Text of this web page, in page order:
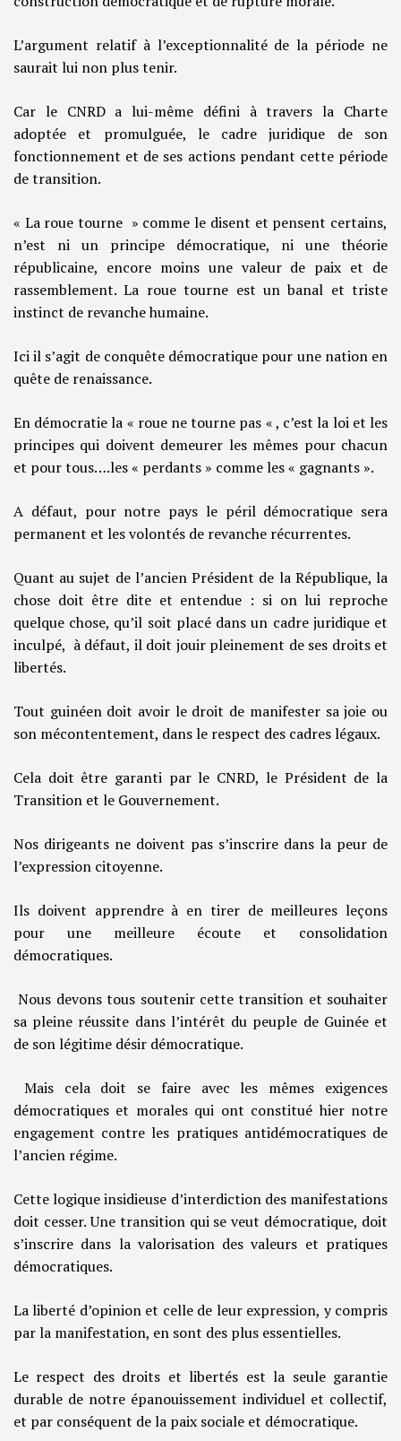
L’argument relatif à l’exceptionnalité de la période ne
saurait lui non plus tenir.
Car le CNRD a lui-même défini à travers la Charte
adoptée et promulguée, le cadre juridique de son
fonctionnement et de ses actions pendant cette période
de transition.
« La roue tourne » comme le disent et pensent certains,
n’est ni un principe démocratique, ni une théorie
républicaine, encore moins une valeur de paix et de
rassemblement. La roue tourne est un banal et triste
instinct de revanche humaine.
Ici il s’agit de conquête démocratique pour une nation en
quête de renaissance.
En démocratie la « roue ne tourne pas « , c’est la loi et les
principes qui doivent demeurer les mêmes pour chacun
et pour tous….les « perdants » comme les « gagnants ».
A défaut, pour notre pays le péril démocratique sera
permanent et les volontés de revanche récurrentes.
Quant au sujet de l’ancien Président de la République, la
chose doit être dite et entendue : si on lui reproche
quelque chose, qu’il soit placé dans un cadre juridique et
inculpé, à défaut, il doit jouir pleinement de ses droits et
libertés.
Tout guinéen doit avoir le droit de manifester sa joie ou
son mécontentement, dans le respect des cadres légaux.
Cela doit être garanti par le CNRD, le Président de la
Transition et le Gouvernement.
Nos dirigeants ne doivent pas s’inscrire dans la peur de
l’expression citoyenne.
Ils doivent apprendre à en tirer de meilleures leçons
pour une meilleure écoute et consolidation
démocratiques.
Nous devons tous soutenir cette transition et souhaiter
sa pleine réussite dans l’intérêt du peuple de Guinée et
de son légitime désir démocratique.
Mais cela doit se faire avec les mêmes exigences
démocratiques et morales qui ont constitué hier notre
engagement contre les pratiques antidémocratiques de
l’ancien régime.
Cette logique insidieuse d’interdiction des manifestations
doit cesser. Une transition qui se veut démocratique, doit
s’inscrire dans la valorisation des valeurs et pratiques
démocratiques.
La liberté d’opinion et celle de leur expression, y compris
par la manifestation, en sont des plus essentielles.
Le respect des droits et libertés est la seule garantie
durable de notre épanouissement individuel et collectif,
et par conséquent de la paix sociale et démocratique.